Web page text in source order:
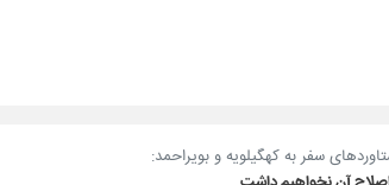
سفر به کهگیلویه و بویراحمد: